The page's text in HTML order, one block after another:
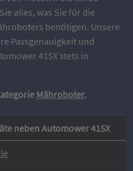
alles, was Sie für die
benötigen. Unsere
Passgenauigkeit und
415X stets in
Mähroboter.
neben Automower 415X